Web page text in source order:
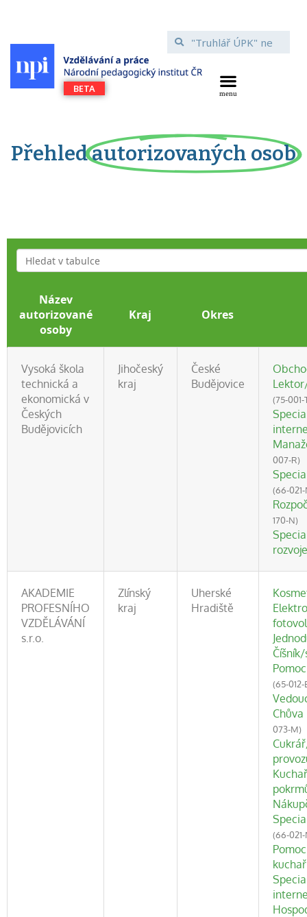
Přehledautorizovaných osob
Název
autorizované
osoby
Kraj Okres
Vysoká škola
technická a
ekonomická v
Českých
Budějovicích
Jihočeský
kraj
České
Budějovice
(75-001-
007-R)
(66-
170-N)
AKADEMIE
PROFESNÍHO
VZDĚLÁVÁNÍ
s.r.o.
Zlínský
kraj
Uherské
Hradiště
(65-012-
073-M)
(66-